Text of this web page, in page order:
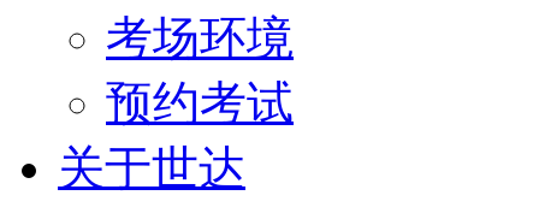
考场环境
预约考试
关于世达